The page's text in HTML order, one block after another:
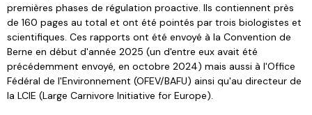
premières phases de régulation proactive. Ils contiennent près
de 160 pages au total et ont été pointés par trois biologistes et
scientifiques. Ces rapports ont été envoyé à la Convention de
Berne en début d'année 2025 (un d'entre eux avait été
précédemment envoyé, en octobre 2024) mais aussi à l'Office
Fédéral de l'Environnement (OFEV/BAFU) ainsi qu'au directeur de
la LCIE (Large Carnivore Initiative for Europe).